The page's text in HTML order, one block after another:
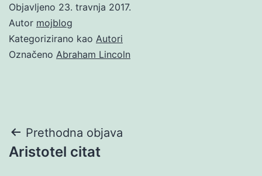
Objavljeno 23. travnja 2017.
Autor mojblog
Kategorizirano kao Autori
Označeno Abraham Lincoln
Navigacija
objava
Prethodna objava
Aristotel citat